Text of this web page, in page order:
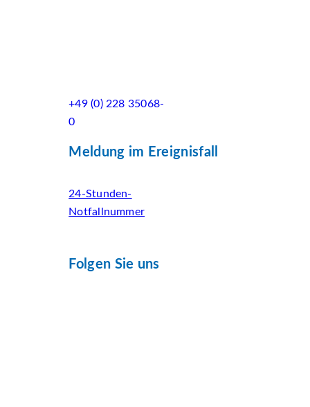
+49 (0) 228 35068-
0
Meldung im Ereignisfall
24-Stunden-
Notfallnummer
Folgen Sie uns